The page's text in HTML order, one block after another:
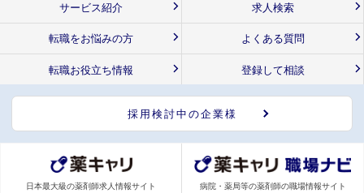
サービス紹介 求人検索
転職をお悩みの方 よくある質問
転職お役立ち情報 登録して相談
採用検討中の企業様
日本最大級の薬剤師求人情報サイト 病院・薬局等の薬剤師の職場情報サイト